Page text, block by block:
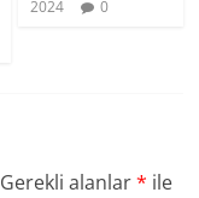
2024
0
Gerekli alanlar* ile